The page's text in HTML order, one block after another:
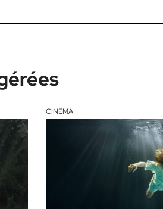
CINÉMA